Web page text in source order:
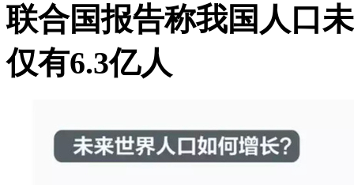
联合国报告称我国人口
仅有6.3亿人